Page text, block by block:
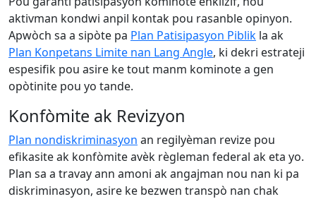
aktivman kondwi anpil kontak pou rasanble opinyon.
Apwòch sa a sipòte pa Plan Patisipasyon Piblik la ak
Plan Konpetans Limite nan Lang Angle, ki dekri estrateji
espesifik pou asire ke tout manm kominote a gen
opòtinite pou yo tande.
Konfòmite ak Revizyon
Plan nondiskriminasyon an regilyèman revize pou
efikasite ak konfòmite avèk règleman federal ak eta yo.
Plan sa a travay ann amoni ak angajman nou nan ki pa
diskriminasyon, asire ke bezwen transpò nan chak